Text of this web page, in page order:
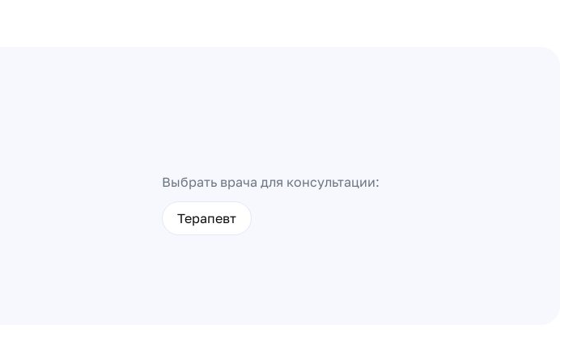
Выбрать врача для консультации:
Терапевт